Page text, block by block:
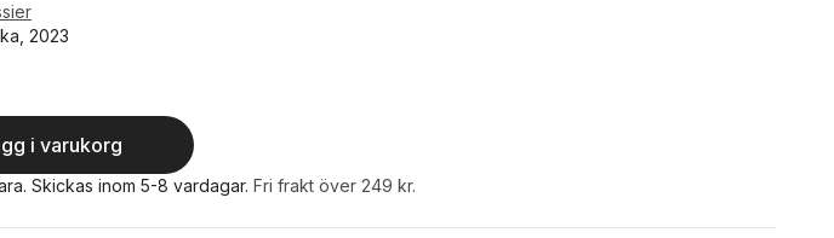
2023
i varukorg
Skickas inom 5-8 vardagar. Fri frakt över 249 kr.